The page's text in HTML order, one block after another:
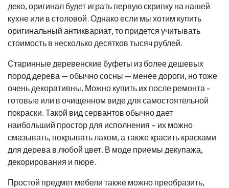
деко, оригинал будет играть первую скрипку на нашей
кухне или в столовой. Однако если мы хотим купить
оригинальный антиквариат, то придется учитывать
стоимость в несколько десятков тысяч рублей.
Старинные деревенские буфеты из более дешевых
пород дерева — обычно сосны — менее дороги, но тоже
очень декоративны. Можно купить их после ремонта -
готовые или в очищенном виде для самостоятельной
покраски. Такой вид сервантов обычно дает
наибольший простор для исполнения – их можно
смазывать, покрывать лаком, а также красить красками
для дерева в любой цвет. В моде приемы декупажа,
декорирования и пюре.
Простой предмет мебели также можно преобразить,